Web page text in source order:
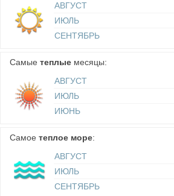
АВГУСТ
ИЮЛЬ
СЕНТЯБРЬ
Самые теплые месяцы:
АВГУСТ
ИЮЛЬ
ИЮНЬ
Самое теплое море:
АВГУСТ
ИЮЛЬ
СЕНТЯБРЬ